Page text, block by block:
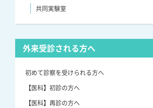
共同実験室
外来受診される方へ
初めて診察を受けられる方へ
【医科】初診の方へ
【医科】再診の方へ